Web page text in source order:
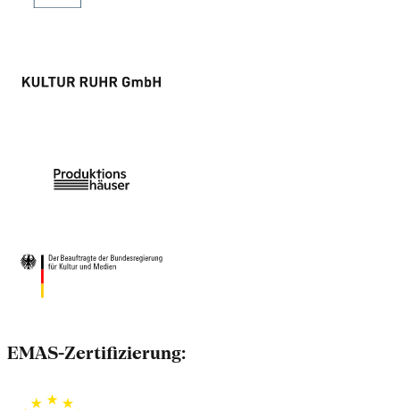
EMAS-Zertifizierung: